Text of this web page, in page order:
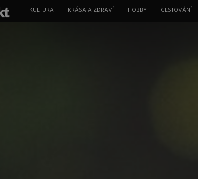
Instinkt
KULTURA KRÁSA A ZDRAVÍ HOBBY CESTOVÁNÍ